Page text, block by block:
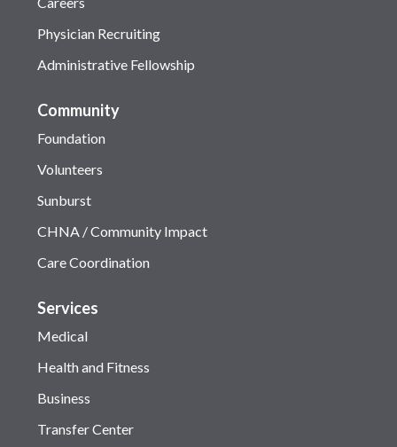
Physician Recruiting
Administrative Fellowship
Community
Foundation
Volunteers
Sunburst
CHNA / Community Impact
Care Coordination
Services
Medical
Health and Fitness
Business
Transfer Center